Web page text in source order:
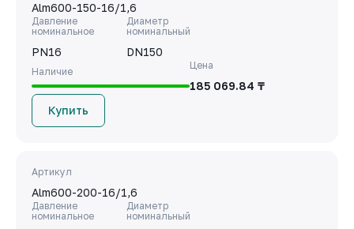
Alm600-150-16/1,6
Давление
номинальное
PN16
Диаметр
номинальный
DN150
Наличие
Цена
185 069.84 ₸
Купить
Артикул
Alm600-200-16/1,6
Давление
номинальное
Диаметр
номинальный